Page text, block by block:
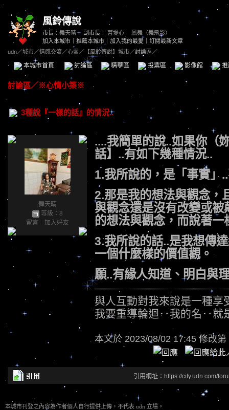
風鈴傳說
市長： 舞天晴 副市長： 菩堤心
鳳舞（舞飛影）
加入本城市
推薦本城市 加入我的最愛
訂閱最新文章
udn／城市／情感交流／心靈／ 【風鈴傳說】城市／討論區／
本城市首頁 討論區 精華區 投票區 影像館
討論區／※心情小築※
3種說『一樣的話』的情況..
舞天晴
等級：8
留言
加入好友
....我簡單的說..如果你（
話】..有如下幾種情況..
1.我所說的，是「事實」
2.那是我的想法與觀念，
與觀念還是沒有改變或
的想法與觀念，而說著一
3.我所說的話..是我想傳
一個什麼樣的價值觀。
願..有緣人知道、明白與
與人互動對我來說是一種
我要重導輪迴‥我的名‥
本文於 2023/08/02 17:45 修改第
引用網址：https://city.udn.com/
本城市刊登之內容為作者個人自行提供上傳，不代表 udn 立場。